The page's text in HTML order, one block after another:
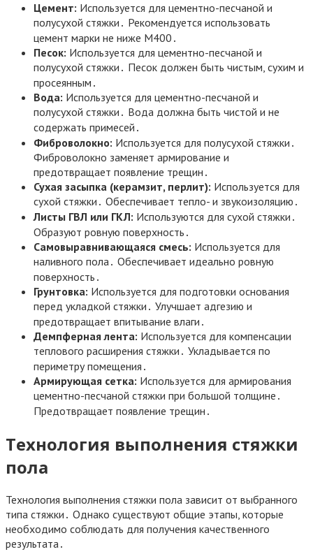
Цемент: Используется для цементно-песчаной и
полусухой стяжки․ Рекомендуется использовать
цемент марки не ниже М400․
Песок: Используется для цементно-песчаной и
полусухой стяжки․ Песок должен быть чистым, сухим и
просеянным․
Вода: Используется для цементно-песчаной и
полусухой стяжки․ Вода должна быть чистой и не
содержать примесей․
Фиброволокно: Используется для полусухой стяжки․
Фиброволокно заменяет армирование и
предотвращает появление трещин․
Сухая засыпка (керамзит, перлит): Используется для
сухой стяжки․ Обеспечивает тепло- и звукоизоляцию․
Листы ГВЛ или ГКЛ: Используются для сухой стяжки․
Образуют ровную поверхность․
Самовыравнивающаяся смесь: Используется для
наливного пола․ Обеспечивает идеально ровную
поверхность․
Грунтовка: Используется для подготовки основания
перед укладкой стяжки․ Улучшает адгезию и
предотвращает впитывание влаги․
Демпферная лента: Используется для компенсации
теплового расширения стяжки․ Укладывается по
периметру помещения․
Армирующая сетка: Используется для армирования
цементно-песчаной стяжки при большой толщине․
Предотвращает появление трещин․
Технология выполнения стяжки
пола
Технология выполнения стяжки пола зависит от выбранного
типа стяжки․ Однако существуют общие этапы, которые
необходимо соблюдать для получения качественного
результата․